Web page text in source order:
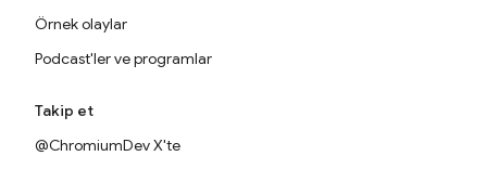
Örnek olaylar
Podcast'ler ve programlar
Takip et
@ChromiumDev X'te